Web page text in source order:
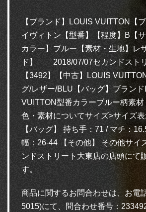
【ブランド】LOUIS VUITTON【
イヴィトン【型番】【程度】B【
カラー】ブルー【素材・生地】レ
ド】 2018/07/07セカンドスト
【3492】【中古】LOUIS
グ/レザー/BLU【バッグ】ブランド
VUITTON型番カラーブルー柄素
色・素材についてサイズ>サイズ
【バッグ】 持ち手：71 / マチ：
幅：26-44 【その他】 その他サ
ンドストリート大東店の店頭にて
す。
商品に関するお問合わせは、お電
5015)にて、問合わせ番号：